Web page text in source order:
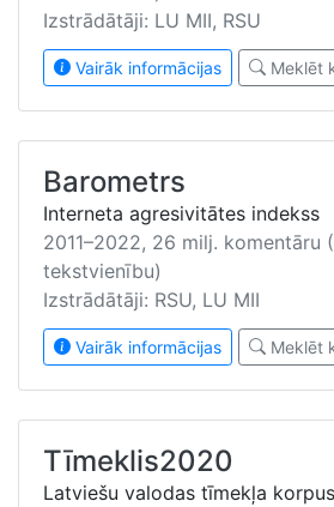
Izstrādātāji: LU MII, RSU
Vairāk informācijas Meklēt
Barometrs
Interneta agresivitātes indekss
2011–2022, 26 milj. komentāru
tekstvienību)
Izstrādātāji: RSU, LU MII
Vairāk informācijas Meklēt
Tīmeklis2020
Latviešu valodas tīmekļa